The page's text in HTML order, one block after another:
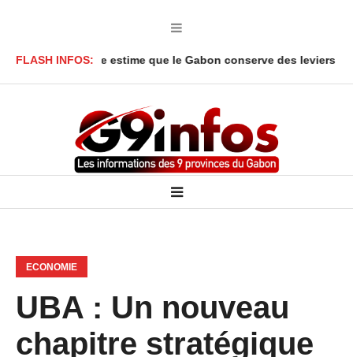
FLASH INFOS:
Y’Obegue estime que le Gabon conserve des leviers juridiques
ECONOMIE
UBA : Un nouveau
chapitre stratégique